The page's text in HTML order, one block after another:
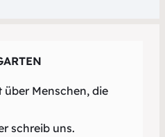
Menschen, die
schreib uns.